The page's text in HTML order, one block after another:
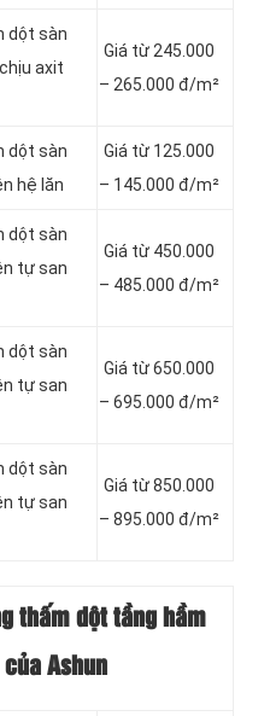
dột sàn
axit
Giá từ 245.000
– 265.000 đ/m²
dột sàn
hệ lăn
Giá từ 125.000
– 145.000 đ/m²
dột sàn
tự san
Giá từ 450.000
– 485.000 đ/m²
dột sàn
tự san
Giá từ 650.000
– 695.000 đ/m²
dột sàn
tự san
Giá từ 850.000
– 895.000 đ/m²
thấm dột tầng hầm
Ashun